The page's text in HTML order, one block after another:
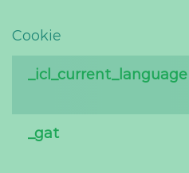
Cookie
_icl_current_language
_gat